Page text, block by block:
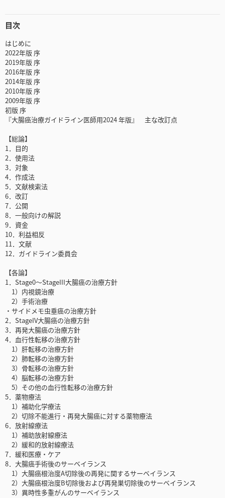
目次
はじめに
2022年版 序
2019年版 序
2016年版 序
2014年版 序
2010年版 序
2009年版 序
初版 序
『大腸癌治療ガイドライン医師用2024 年版』 主な改訂点
【総論】
1．目的
2．使用法
3．対象
4．作成法
5．文献検索法
6．改訂
7．公開
8．一般向けの解説
9．資金
10．利益相反
11．文献
12．ガイドライン委員会
【各論】
1．Stage0〜StageIII大腸癌の治療方針
1）内視鏡治療
2）手術治療
・サイドメモ虫垂癌の治療方針
2．StageIV大腸癌の治療方針
3．再発大腸癌の治療方針
4．血行性転移の治療方針
1）肝転移の治療方針
2）肺転移の治療方針
3）骨転移の治療方針
4）脳転移の治療方針
5）その他の血行性転移の治療方針
5．薬物療法
1）補助化学療法
2）切除不能進行・再発大腸癌に対する薬物療法
6．放射線療法
1）補助放射線療法
2）緩和的放射線療法
7．緩和医療・ケア
8．大腸癌手術後のサーベイランス
1）大腸癌根治度A切除後の再発に関するサーベイランス
2）大腸癌根治度B切除後および再発巣切除後のサーベイランス
3）異時性多重がんのサーベイランス